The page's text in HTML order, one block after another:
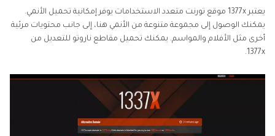
يعتبر 1377x موقع تورنت متعدد الاستخدامات يوفر إمكانية تحميل الأنمي.
يمكنك الوصول إلى مجموعة متنوعة من الأنمي هنا، إلى جانب محتويات مرئية
أخرى مثل الأفلام والمواسم. يمكنك تحميل مقاطع ناروتو للتعديل من
1377x.